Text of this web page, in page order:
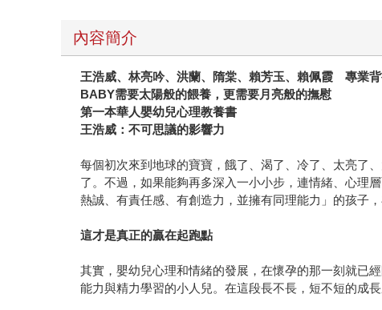
內容簡介
王浩威、林亮吟、洪蘭、隋棠、賴芳玉、賴佩霞 專業
BABY需要太陽般的餵養，更需要月亮般的撫慰
第一本華人嬰幼兒心理教養書
王浩威：不可思議的影響力
每個初次來到地球的寶寶，餓了、渴了、冷了、太亮了
了。不過，如果能夠再多深入一小小步，連情緒、心理
熱誠、有責任感、有創造力，並擁有同理能力」的孩子
這才是真正的贏在起跑點
其實，嬰幼兒心理和情緒的發展，在懷孕的那一刻就已
能力與精力學習的小人兒。在這段長不長，短不短的成